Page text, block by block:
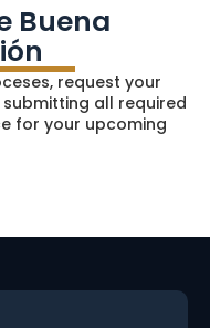
Buena
request your
all required
for your upcoming